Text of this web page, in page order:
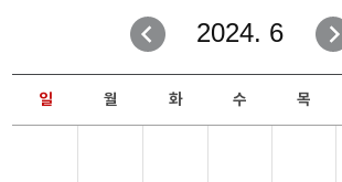
2024. 6
일 월 화 수 목